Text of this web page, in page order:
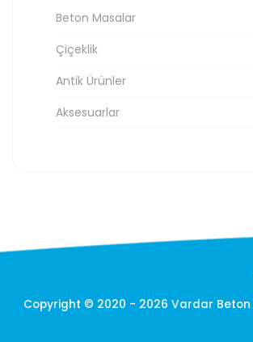
Beton Masalar
Çiçeklik
Antik Ürünler
Aksesuarlar
Copyright © 2020 - 2026 Vardar Beton